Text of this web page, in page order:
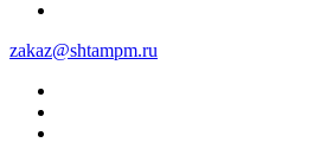
zakaz@shtampm.ru